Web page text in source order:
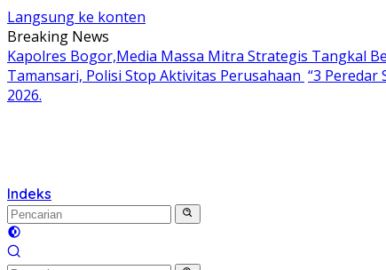
Langsung ke konten
Breaking News
Kapolres Bogor,Media Massa Mitra Strategis Tangkal
Tamansari, Polisi Stop Aktivitas Perusahaan “3 Peredar
2026.
Indeks